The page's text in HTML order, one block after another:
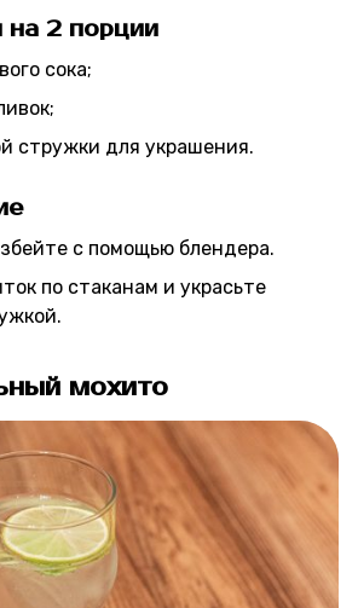
на 2 порции
сока;
стружки для украшения.
с помощью блендера.
по стаканам и украсьте
мохито